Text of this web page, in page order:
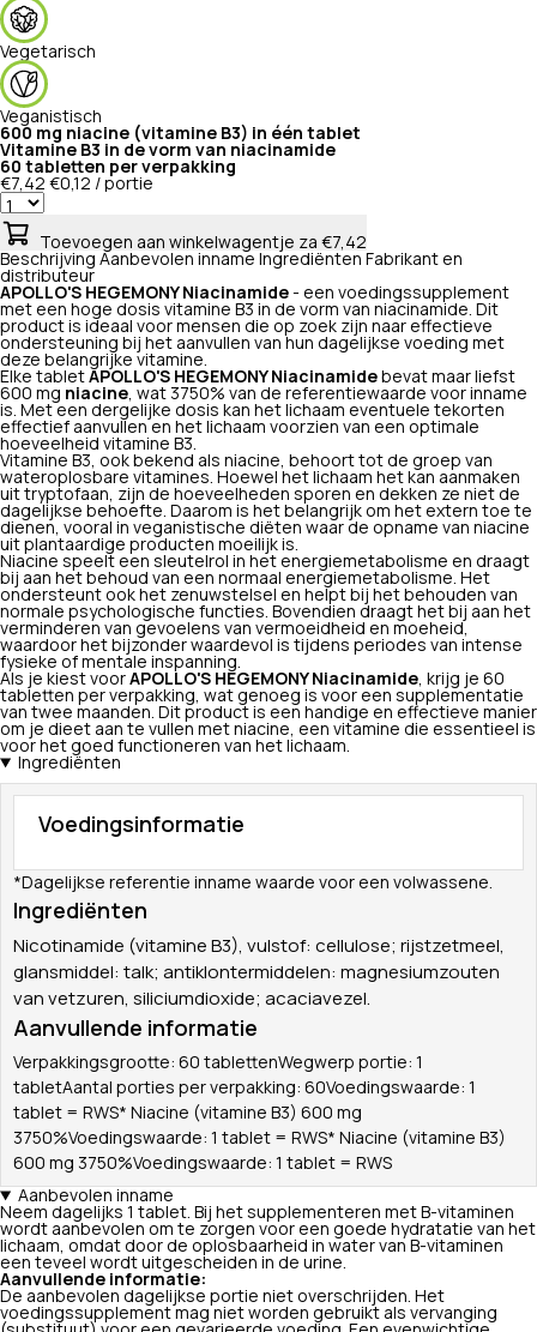
Vegetarisch
Veganistisch
600 mg niacine (vitamine B3) in één tablet
Vitamine B3 in de vorm van niacinamide
60 tabletten per verpakking
€7,42 €0,12 / portie
Toevoegen aan winkelwagentje za €7,42
Beschrijving Aanbevolen inname Ingrediënten Fabrikant en
distributeur
APOLLO'S HEGEMONY Niacinamide - een voedingssupplement
met een hoge dosis vitamine B3 in de vorm van niacinamide. Dit
product is ideaal voor mensen die op zoek zijn naar effectieve
ondersteuning bij het aanvullen van hun dagelijkse voeding met
deze belangrijke vitamine.
Elke tablet APOLLO'S HEGEMONY Niacinamide bevat maar liefst
600 mg niacine , wat 3750% van de referentiewaarde voor inname
is. Met een dergelijke dosis kan het lichaam eventuele tekorten
effectief aanvullen en het lichaam voorzien van een optimale
hoeveelheid vitamine B3.
Vitamine B3, ook bekend als niacine, behoort tot de groep van
wateroplosbare vitamines. Hoewel het lichaam het kan aanmaken
uit tryptofaan, zijn de hoeveelheden sporen en dekken ze niet de
dagelijkse behoefte. Daarom is het belangrijk om het extern toe te
dienen, vooral in veganistische diëten waar de opname van niacine
uit plantaardige producten moeilijk is.
Niacine speelt een sleutelrol in het energiemetabolisme en draagt
bij aan het behoud van een normaal energiemetabolisme. Het
ondersteunt ook het zenuwstelsel en helpt bij het behouden van
normale psychologische functies. Bovendien draagt het bij aan het
verminderen van gevoelens van vermoeidheid en moeheid,
waardoor het bijzonder waardevol is tijdens periodes van intense
fysieke of mentale inspanning.
Als je kiest voor APOLLO'S HEGEMONY Niacinamide , krijg je 60
tabletten per verpakking, wat genoeg is voor een supplementatie
van twee maanden. Dit product is een handige en effectieve manier
om je dieet aan te vullen met niacine, een vitamine die essentieel is
voor het goed functioneren van het lichaam.
Ingrediënten
Voedingsinformatie
*Dagelijkse referentie inname waarde voor een volwassene.
Ingrediënten
Nicotinamide (vitamine B3), vulstof: cellulose; rijstzetmeel,
glansmiddel: talk; antiklontermiddelen: magnesiumzouten
van vetzuren, siliciumdioxide; acaciavezel.
Aanvullende informatie
Verpakkingsgrootte: 60 tablettenWegwerp portie: 1
tabletAantal porties per verpakking: 60Voedingswaarde: 1
tablet = RWS* Niacine (vitamine B3) 600 mg
3750%Voedingswaarde: 1 tablet = RWS* Niacine (vitamine B3)
600 mg 3750%Voedingswaarde: 1 tablet = RWS
Aanbevolen inname
Neem dagelijks 1 tablet. Bij het supplementeren met B-vitaminen
wordt aanbevolen om te zorgen voor een goede hydratatie van het
lichaam, omdat door de oplosbaarheid in water van B-vitaminen
een teveel wordt uitgescheiden in de urine.
Aanvullende informatie:
De aanbevolen dagelijkse portie niet overschrijden. Het
voedingssupplement mag niet worden gebruikt als vervanging